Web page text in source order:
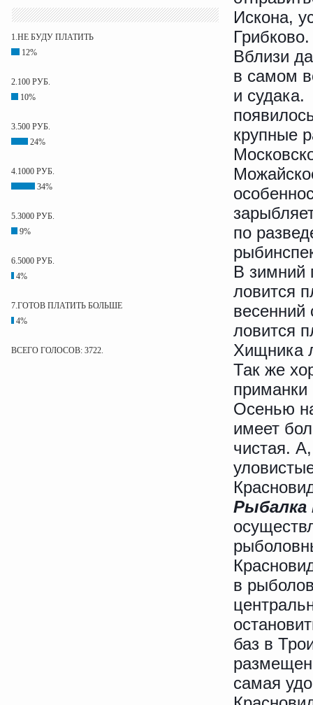
1.НЕ БУДУ ПЛАТИТЬ
12%
2.100 РУБ.
10%
3.500 РУБ.
24%
4.1000 РУБ.
34%
5.3000 РУБ.
9%
6.5000 РУБ.
4%
7.ГОТОВ ПЛАТИТЬ БОЛЬШЕ
4%
ВСЕГО ГОЛОСОВ: 3722.
Искона,
Грибково.
Вблизи
в самом
и
крупные
по
В зимний
ловится
весенний
ловится
Хищника
Так же
приманки
Осенью
имеет
чистая.
Рыбалка
в
баз в
самая